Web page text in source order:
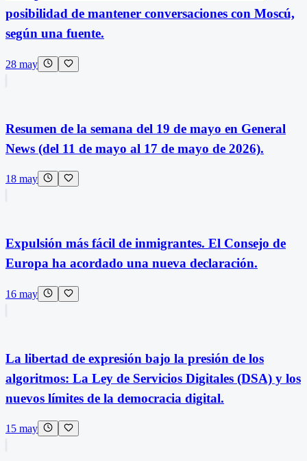
posibilidad de mantener conversaciones con Moscú,
según una fuente.
28 may
Resumen de la semana del 19 de mayo en General
News (del 11 de mayo al 17 de mayo de 2026).
18 may
Expulsión más fácil de inmigrantes. El Consejo de
Europa ha acordado una nueva declaración.
16 may
La libertad de expresión bajo la presión de los
algoritmos: La Ley de Servicios Digitales (DSA) y los
nuevos límites de la democracia digital.
15 may